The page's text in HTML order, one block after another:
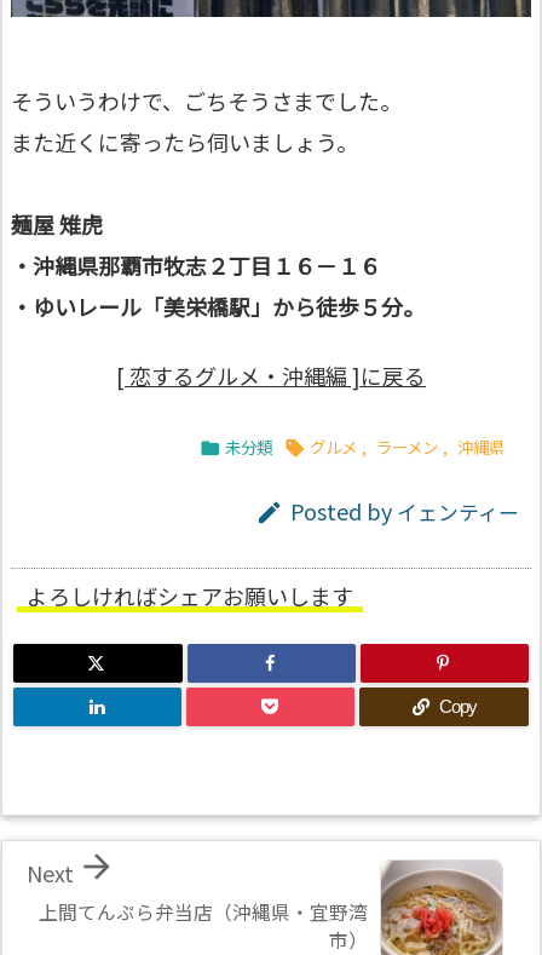
そういうわけで、ごちそうさまでした。
また近くに寄ったら伺いましょう。
麺屋 雉虎
・沖縄県那覇市牧志２丁目１６－１６
・ゆいレール「美栄橋駅」から徒歩５分。
[ 恋するグルメ・沖縄編 ]に戻る
 未分類  グルメ , ラーメン , 沖縄県
 Posted by イェンティー
よろしければシェアお願いします
Copy
上間てんぷら弁当店（沖縄県・宜野湾
市）

Next